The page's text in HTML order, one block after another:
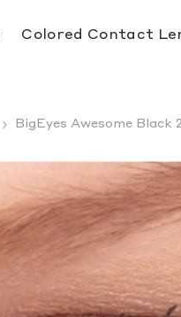
Colored Contact
BigEyes Awesome Black